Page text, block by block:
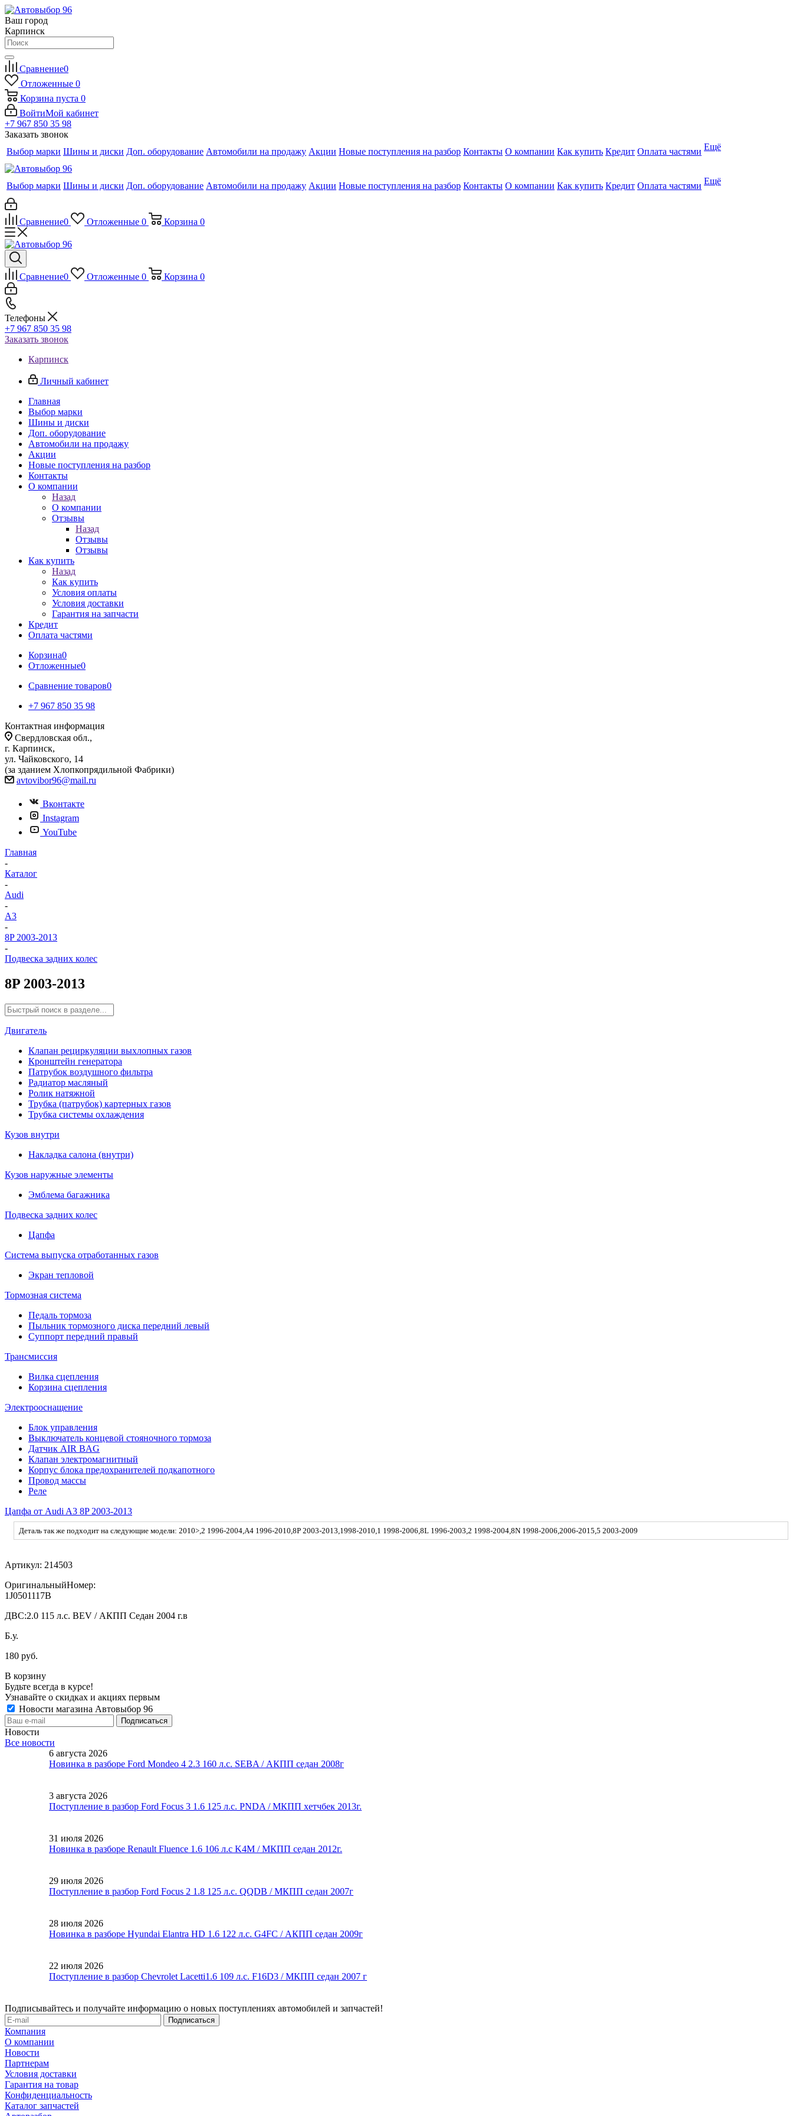
Ваш город
Карпинск
Сравнение0
Отложенные 0
Корзина пуста 0
ВойтиМой кабинет
+7 967 850 35 98
Заказать звонок
Выбор марки Шины и диски Доп. оборудование Автомобили на продажу Акции Новые поступления на разбор Контакты О компании Как купить Кредит Оплата частями Ещё
Выбор марки Шины и диски Доп. оборудование Автомобили на продажу Акции Новые поступления на разбор Контакты О компании Как купить Кредит Оплата частями Ещё
Сравнение0 Отложенные 0 Корзина 0
Сравнение0 Отложенные 0 Корзина 0
Телефоны
+7 967 850 35 98
Заказать звонок
Карпинск
Личный кабинет
Главная
Выбор марки
Шины и диски
Доп. оборудование
Автомобили на продажу
Акции
Новые поступления на разбор
Контакты
О компании
Назад
О компании
Отзывы
Назад
Отзывы
Отзывы
Как купить
Назад
Как купить
Условия оплаты
Условия доставки
Гарантия на запчасти
Кредит
Оплата частями
Корзина0
Отложенные0
Сравнение товаров0
+7 967 850 35 98
Контактная информация
Свердловская обл.,
г. Карпинск,
ул. Чайковского, 14
(за зданием Хлопкопрядильной Фабрики)
avtovibor96@mail.ru
Вконтакте
Instagram
YouTube
Главная
-
Каталог
-
Audi
-
A3
-
8P 2003-2013
-
Подвеска задних колес
8P 2003-2013
Двигатель
Клапан рециркуляции выхлопных газов
Кронштейн генератора
Патрубок воздушного фильтра
Радиатор масляный
Ролик натяжной
Трубка (патрубок) картерных газов
Трубка системы охлаждения
Кузов внутри
Накладка салона (внутри)
Кузов наружные элементы
Эмблема багажника
Подвеска задних колес
Цапфа
Система выпуска отработанных газов
Экран тепловой
Тормозная система
Педаль тормоза
Пыльник тормозного диска передний левый
Суппорт передний правый
Трансмиссия
Вилка сцепления
Корзина сцепления
Электрооснащение
Блок управления
Выключатель концевой стояночного тормоза
Датчик AIR BAG
Клапан электромагнитный
Корпус блока предохранителей подкапотного
Провод массы
Реле
Цапфа от Audi A3 8P 2003-2013
Деталь так же подходит на следующие модели: 2010>,2 1996-2004,A4 1996-2010,8P 2003-2013,1998-2010,1 1998-2006,8L 1996-2003,2 1998-2004,8N 1998-2006,2006-2015,5 2003-2009
Артикул: 214503
ОригинальныйНомер:
1J0501117B
ДВС:2.0 115 л.с. BEV / АКПП Седан 2004 г.в
Б.у.
180 руб.
В корзину
Будьте всегда в курсе!
Узнавайте о скидках и акциях первым
Новости магазина Автовыбор 96
Новости
Все новости
6 августа 2026
Новинка в разборе Ford Mondeo 4 2.3 160 л.с. SEBA / АКПП седан 2008г
3 августа 2026
Поступление в разбор Ford Focus 3 1.6 125 л.с. PNDA / МКПП хетчбек 2013г.
31 июля 2026
Новинка в разборе Renault Fluence 1.6 106 л.с K4M / МКПП седан 2012г.
29 июля 2026
Поступление в разбор Ford Focus 2 1.8 125 л.с. QQDB / МКПП седан 2007г
28 июля 2026
Новинка в разборе Hyundai Elantra HD 1.6 122 л.с. G4FC / АКПП седан 2009г
22 июля 2026
Поступление в разбор Chevrolet Lacetti1.6 109 л.с. F16D3 / МКПП седан 2007 г
Подписывайтесь и получайте информацию о новых поступлениях автомобилей и запчастей!
Компания
О компании
Новости
Партнерам
Условия доставки
Гарантия на товар
Конфиденциальность
Каталог запчастей